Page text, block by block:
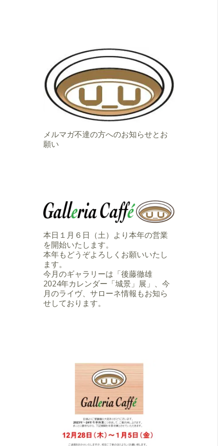
メルマガ不達の方へのお知らせとお
願い
本日１月６日（土）より本年の営業
を開始いたします。
本年もどうぞよろしくお願いいたし
ます。
今月のギャラリーは「後藤徹雄
2024年カレンダー「城景」展」、今
月のライヴ、サローネ情報もお知ら
せしております。